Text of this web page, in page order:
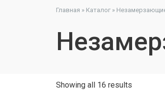
Главная » Каталог »
Showing all 16 results